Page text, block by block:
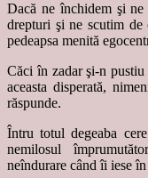
Dacă ne închidem şi
drepturi şi ne scutim
pedeapsa menită
Căci în zadar şi-n
aceasta disperată,
răspunde.
Întru totul degeaba
nemilosul
neîndurare când îi iese